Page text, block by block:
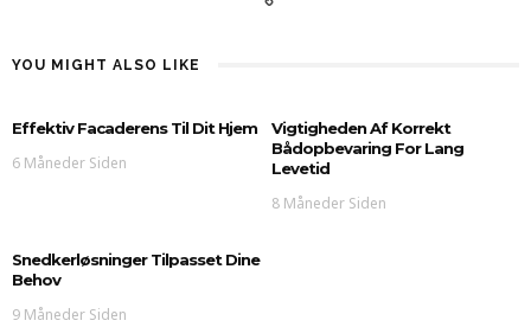
YOU MIGHT ALSO LIKE
Effektiv Facaderens Til Dit Hjem
6 Måneder Siden
Vigtigheden Af Korrekt
Bådopbevaring For Lang
Levetid
8 Måneder Siden
Snedkerløsninger Tilpasset Dine
Behov
9 Måneder Siden